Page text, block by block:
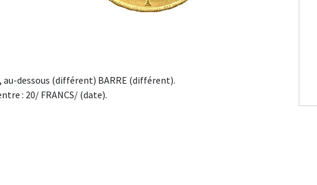
au-dessous (différent) BARRE (différent).
: 20/ FRANCS/ (date).